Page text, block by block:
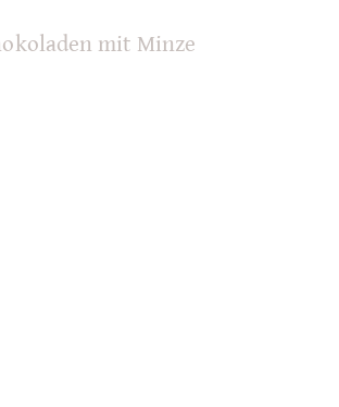
mit Minze